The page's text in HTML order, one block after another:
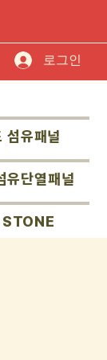
로그인
섬유패널
유단열패널
STONE